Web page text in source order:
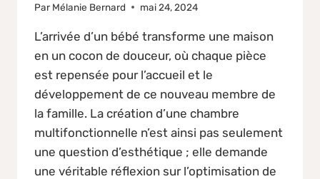
Par Mélanie Bernard mai 24, 2024
L’arrivée d’un bébé transforme une maison
en un cocon de douceur, où chaque pièce
est repensée pour l’accueil et le
développement de ce nouveau membre de
la famille. La création d’une chambre
multifonctionnelle n’est ainsi pas seulement
une question d’esthétique ; elle demande
une véritable réflexion sur l’optimisation de